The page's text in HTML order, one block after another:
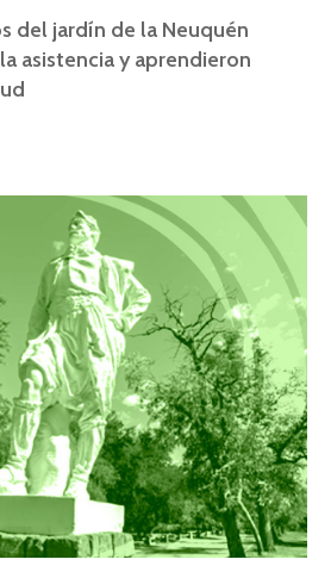
del jardín de la Neuquén
asistencia y aprendieron